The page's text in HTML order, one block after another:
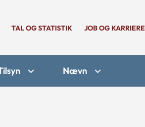
TAL OG STATISTIK JOB OG KARRIERE
Nævn